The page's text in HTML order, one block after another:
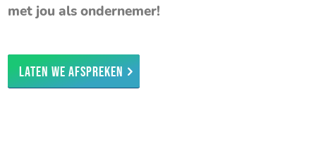
met jou als ondernemer!
Laten we afspreken